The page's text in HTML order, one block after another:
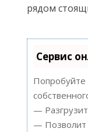
рядом
Сервис
Попробуйте
—
— Позволит